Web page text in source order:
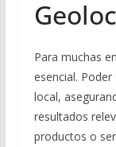
Para muchas
esencial.
local,
resultados
productos o